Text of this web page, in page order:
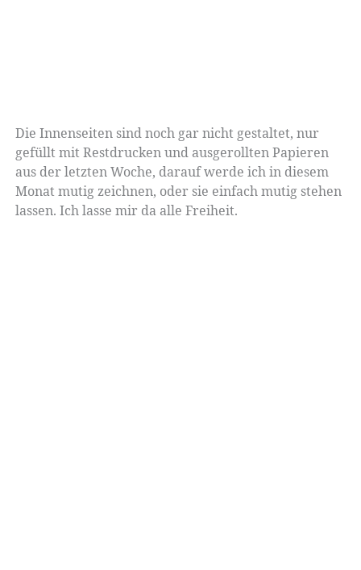
Die Innenseiten sind noch gar nicht gestaltet, nur
gefüllt mit Restdrucken und ausgerollten Papieren
aus der letzten Woche, darauf werde ich in diesem
Monat mutig zeichnen, oder sie einfach mutig stehen
lassen. Ich lasse mir da alle Freiheit.